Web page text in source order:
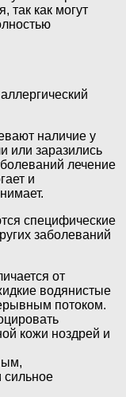
так как могут
наличие у
или заразились
лечение
и
специфические
заболеваний
от
водянистые
потоком.
кожи ноздрей и